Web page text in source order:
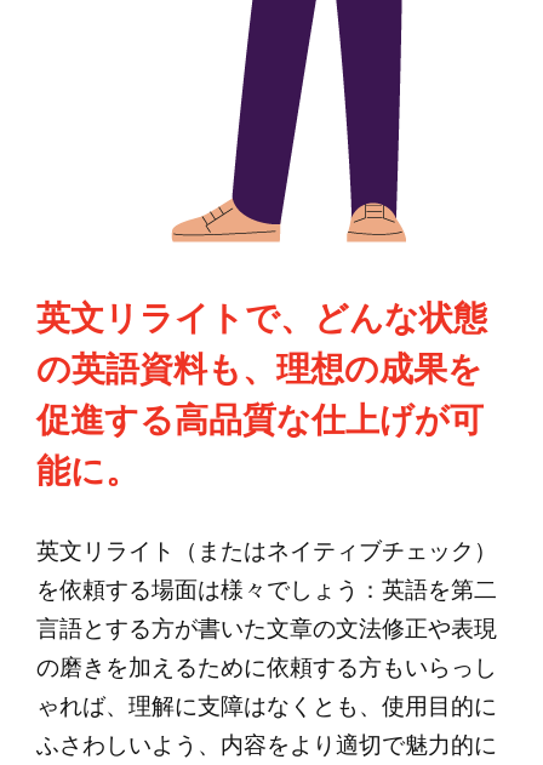
英文リライトで、どんな状態
の英語資料も、理想の成果を
促進する高品質な仕上げが可
能に。
英文リライト（またはネイティブチェック）
を依頼する場面は様々でしょう：英語を第二
言語とする方が書いた文章の文法修正や表現
の磨きを加えるために依頼する方もいらっし
ゃれば、理解に支障はなくとも、使用目的に
ふさわしいよう、内容をより適切で魅力的に